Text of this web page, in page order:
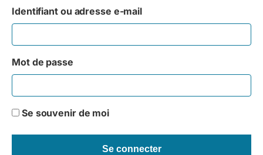
Identifiant ou adresse e-mail
Mot de passe
Se souvenir de moi